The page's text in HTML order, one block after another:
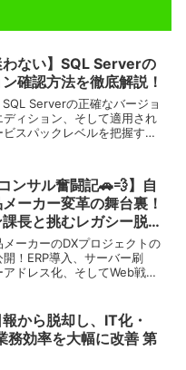
わない】SQL Serverの
確認方法を徹底解説！
Serverの正確なバージョ
ディション、そして適用され
スパックレベルを把握する
欠です。この記事では、
ンサル奮闘記🚗💨】自
ーカー変革の舞台裏！
長と挑むレガシー脱却
ト
メーカーのDXプロジェクトの
開！ERP導入、サーバー刷
アドレス化、そしてWeb戦略
を乗り越えるスピード感あ
策を徹底解説。あなたの会社
ヒントがここに！
から脱却し、IT化・
務効率を大幅に改善 第